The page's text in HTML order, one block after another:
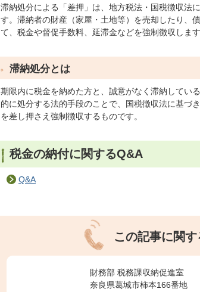
滞納処分による「差押」は、地方税法・国税徴収法
す。滞納者の財産（家屋・土地等）を売却したり、
て、税金や督促手数料、延滞金などを強制徴収します
滞納処分とは
期限内に税金を納めた方と、誠意がなく滞納してい
的に処分する法的手段のことで、国税徴収法に基づ
を差し押さえ強制徴収するものです。
税金の納付に関するQ&A
Q&A
この記事に関
財務部 税務課収納促進室
奈良県葛城市柿本166番地